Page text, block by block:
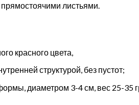
листьями.
красного цвета,
структурой, без пустот;
диаметром 3-4 см, вес 25-35